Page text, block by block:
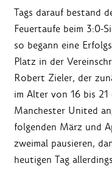
Tags darauf bestand
Feuertaufe beim 3:0-
so begann eine
Platz in der
Robert Zieler, der
im Alter von 16 bis
Manchester United
folgenden März und
zweimal pausieren,
heutigen Tag